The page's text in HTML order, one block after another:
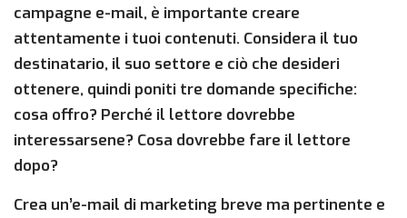
campagne e-mail, è importante creare
attentamente i tuoi contenuti. Considera il tuo
destinatario, il suo settore e ciò che desideri
ottenere, quindi poniti tre domande specifiche:
cosa offro? Perché il lettore dovrebbe
interessarsene? Cosa dovrebbe fare il lettore
dopo?
Crea un’e-mail di marketing breve ma pertinente e